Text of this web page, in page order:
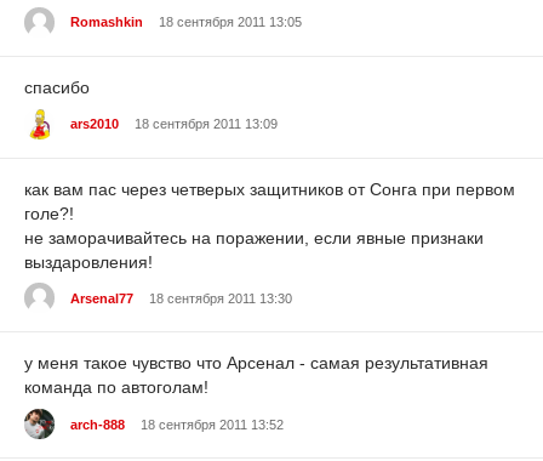
Romashkin 18 сентября 2011 13:05
cпасибо
ars2010 18 сентября 2011 13:09
как вам пас через четверых защитников от Сонга при первом
голе?!
не заморачивайтесь на поражении, если явные признаки
выздаровления!
Arsenal77 18 сентября 2011 13:30
у меня такое чувство что Арсенал - самая результативная
команда по автоголам!
arch-888 18 сентября 2011 13:52